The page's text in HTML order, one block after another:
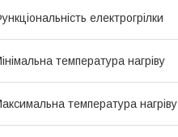
електрогрілки
температура нагріву
температура нагріву